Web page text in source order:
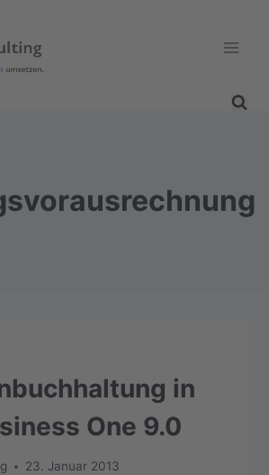
in
One 9.0
23. Januar 2013